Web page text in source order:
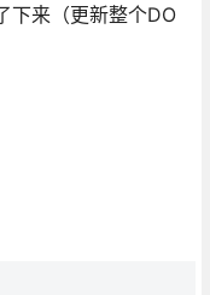
下来（更新整个DO